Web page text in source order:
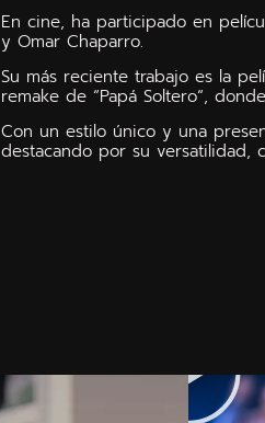
En cine, ha participado en
y Omar Chaparro.
Su más reciente trabajo es la
remake de “Papá Soltero“,
Con un estilo único y una
destacando por su versatilidad,